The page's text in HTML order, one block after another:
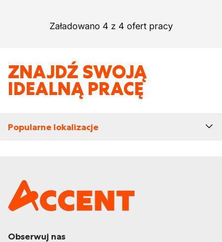
Załadowano 4 z 4 ofert pracy
ZNAJDŹ SWOJĄ
IDEALNĄ PRACĘ
Popularne lokalizacje
Obserwuj nas